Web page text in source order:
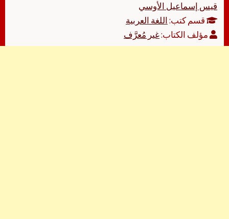
قيس إسماعيل الأوسي
قسم كتب:اللغة العربية
مؤلف الكتاب:غير مُعرَّف